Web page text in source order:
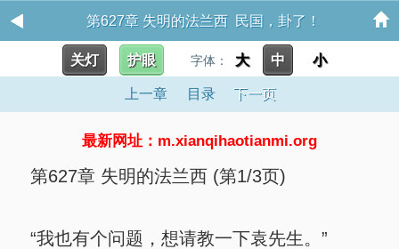
第627章 失明的法兰西 民国，卦了！
关灯 护眼 字体： 大 中 小
上一章 目录 下一页
最新网址：m.xianqihaotianmi.org
第627章 失明的法兰西 (第1/3页)
“我也有个问题，想请教一下袁先生。”